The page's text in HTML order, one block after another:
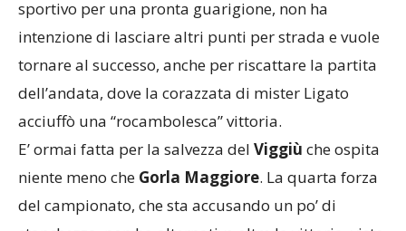
sportivo per una pronta guarigione, non ha
intenzione di lasciare altri punti per strada e vuole
tornare al successo, anche per riscattare la partita
dell’andata, dove la corazzata di mister Ligato
acciuffò una “rocambolesca” vittoria.
E’ ormai fatta per la salvezza del Viggiù che ospita
niente meno che Gorla Maggiore. La quarta forza
del campionato, che sta accusando un po’ di